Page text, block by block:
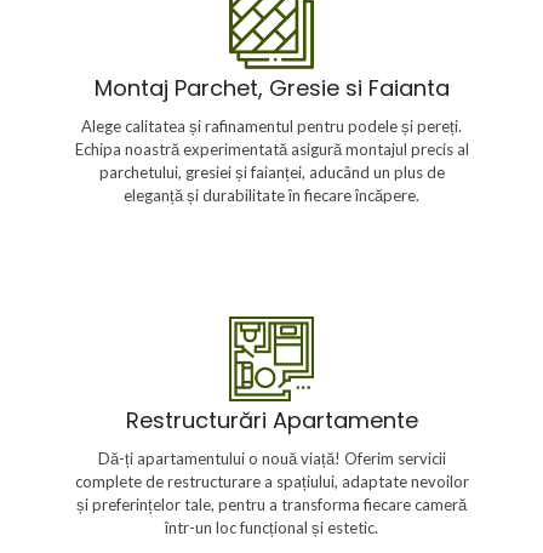
Montaj Parchet, Gresie si Faianta
Alege calitatea și rafinamentul pentru podele și pereți.
Echipa noastră experimentată asigură montajul precis al
parchetului, gresiei și faianței, aducând un plus de
eleganță și durabilitate în fiecare încăpere.
Montaj Parchet, Gresie si Faianta
de montaj pentru parchet, gresie și faianță. Fiecare
rezultat durabil și estetic care să îndeplinească
standardele tale înalte.
Restructurări Apartamente
Dă-ți apartamentului o nouă viață! Oferim servicii
complete de restructurare a spațiului, adaptate nevoilor
și preferințelor tale, pentru a transforma fiecare cameră
într-un loc funcțional și estetic.
Restructurări Apartamente
Transformă spațiul locuibil într-un mediu care să îți
reflecte stilul de viață. Oferim servicii de restructurare
detaliu. De la optimizarea spațiului la schimbări majore
de design, suntem aici să aducem proiectul tău la viață.